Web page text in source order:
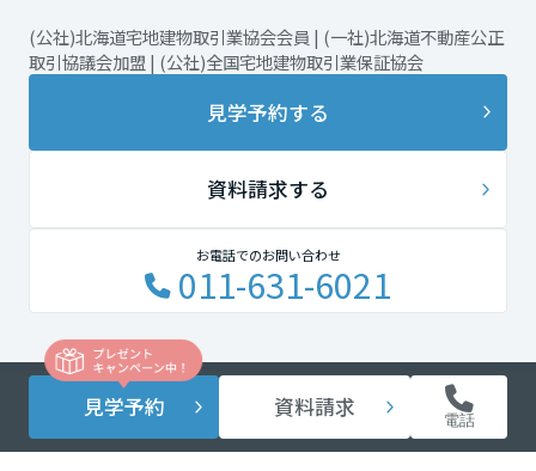
(公社)北海道宅地建物取引業協会会員 | (一社)北海道不動産公正
取引協議会加盟 | (公社)全国宅地建物取引業保証協会
見学予約する
資料請求する
お電話でのお問い合わせ
011-631-6021
見学予約 資料請求 電話